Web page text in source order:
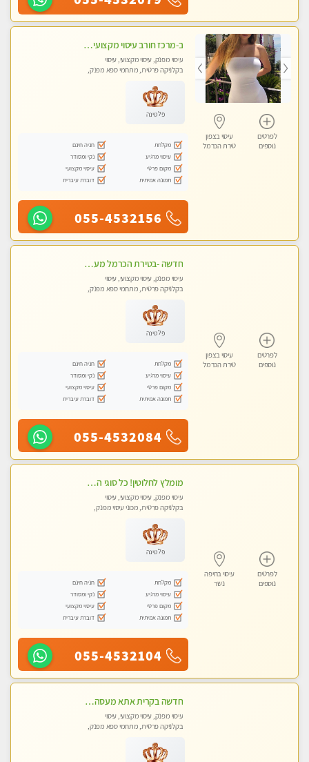
לפרטים
נוספים
עיסוי בצפון
טירת הכרמל
ב-מרכז חורב עיסוי מקצועי מפנק גוף לגוף עיסוי קלאסי ועוד...מקום פרטי מעסה מקצועית צעירה ואיכותית
עיסוי מפנק, עיסוי מקצועי, עיסוי
בקלניקה פרטית, מתחמי ספא מפנק,
פלטינה
מקלחת
חניה חינם
עיסוי מרגיע
נקי ומסודר
מקום פרטי
עיסוי מקצועי
תמונה אמיתית
דוברת עיברית
055-4532156
לפרטים
נוספים
עיסוי בצפון
טירת הכרמל
חדשה -בטירת הכרמל מעסה איכותית מפנקת ומקצועית עיסוי חלומי ..... בקריות
עיסוי מפנק, עיסוי מקצועי, עיסוי
בקלניקה פרטית, מתחמי ספא מפנק,
פלטינה
מקלחת
חניה חינם
עיסוי מרגיע
נקי ומסודר
מקום פרטי
עיסוי מקצועי
תמונה אמיתית
דוברת עיברית
055-4532084
לפרטים
נוספים
עיסוי בחיפה
נשר
מומלץ לחלוטין! כל סוגי העיסויים מעסה מקצועית ואיכותית פרטי!!!
עיסוי מפנק, עיסוי מקצועי, עיסוי
בקלניקה פרטית, מכוני עיסוי מפנק,
פלטינה
מקלחת
חניה חינם
עיסוי מרגיע
נקי ומסודר
מקום פרטי
עיסוי מקצועי
תמונה אמיתית
דוברת עיברית
055-4532104
חדשה בקרית אתא מעסה איכותית מקצועית ומפנקת. ללא מין
עיסוי מפנק, עיסוי מקצועי, עיסוי
בקלניקה פרטית, מתחמי ספא מפנק,